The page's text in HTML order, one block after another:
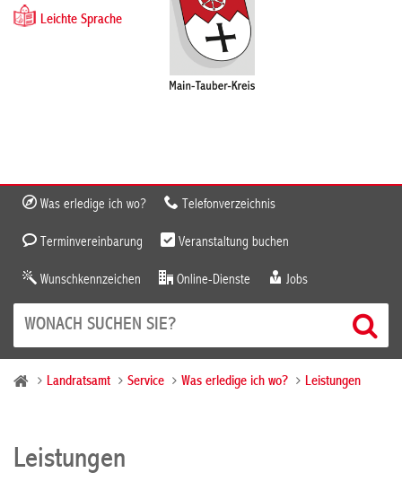
Leichte Sprache
Was erledige ich wo? Telefonverzeichnis
Terminvereinbarung Veranstaltung buchen
Wunschkennzeichen Online-Dienste Jobs
Landratsamt Service Was erledige ich wo? Leistungen
Leistungen